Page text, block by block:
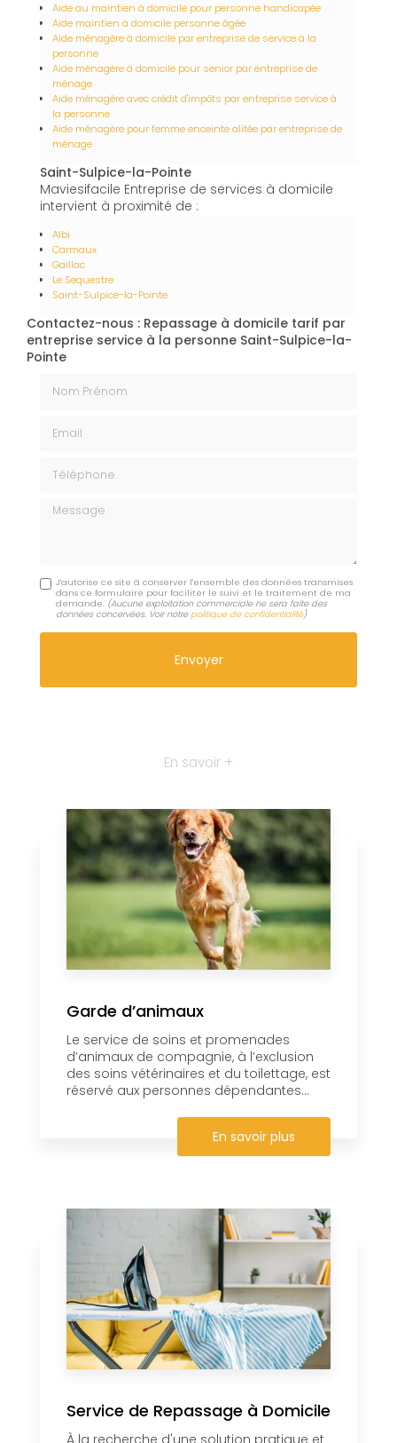
Aide au maintien à domicile pour personne handicapée
Aide maintien à domicile personne âgée
Aide ménagère à domicile par entreprise de service à la
personne
Aide ménagère à domicile pour senior par entreprise de
ménage
Aide ménagère avec crédit d'impôts par entreprise service à
la personne
Aide ménagère pour femme enceinte alitée par entreprise de
ménage
Saint-Sulpice-la-Pointe
Maviesifacile Entreprise de services à domicile
intervient à proximité de :
Albi
Carmaux
Gaillac
Le Sequestre
Saint-Sulpice-la-Pointe
Contactez-nous : Repassage à domicile tarif par
entreprise service à la personne Saint-Sulpice-la-
Pointe
Message
J'autorise ce site à conserver l'ensemble des données transmises
dans ce formulaire pour faciliter le suivi et le traitement de ma
demande. (Aucune exploitation commerciale ne sera faite des
données concervées. Voir notrepolitique de confidentialité)
En savoir +
Garde d’animaux
Le service de soins et promenades
d’animaux de compagnie, à l’exclusion
des soins vétérinaires et du toilettage, est
réservé aux personnes dépendantes...
En savoir plus
Service de Repassage à Domicile